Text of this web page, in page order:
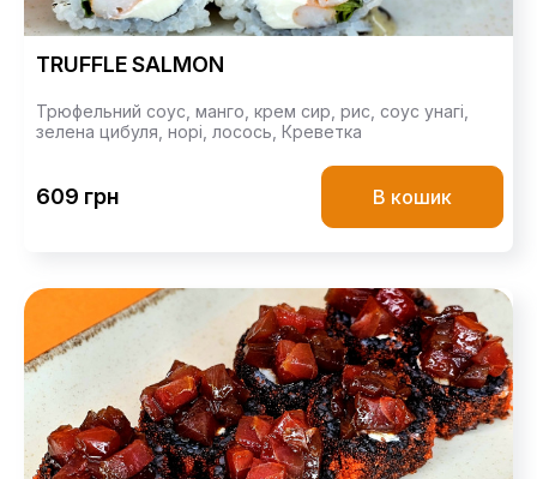
TRUFFLE SALMON
Трюфельний соус, манго, крем сир, рис, соус унагі,
зелена цибуля, норі, лосось, Креветка
609 грн В кошик